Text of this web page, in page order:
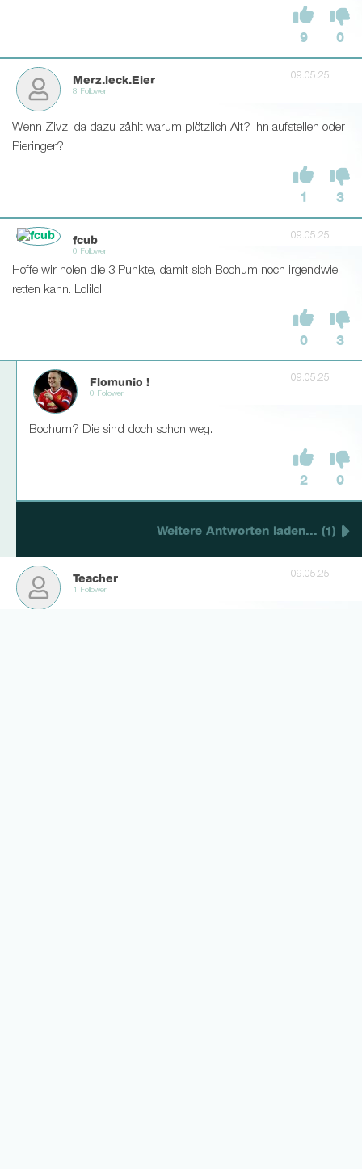
9 0
Merz.leck.Eier
8 Follower
09.05.25
Wenn Zivzi da dazu zählt warum plötzlich Alt? Ihn aufstellen oder
Pieringer?
1 3
fcub
0 Follower
09.05.25
Hoffe wir holen die 3 Punkte, damit sich Bochum noch irgendwie
retten kann. Lolilol
0 3
Flomunio !
0 Follower
09.05.25
Bochum? Die sind doch schon weg.
2 0
Weitere Antworten laden... (1)
Teacher
1 Follower
09.05.25